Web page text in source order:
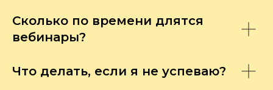
Сколько по времени длятся
вебинары?
Что делать, если я не успеваю?